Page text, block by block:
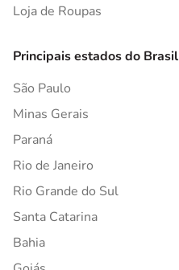
Loja de Roupas
Principais estados do Brasil
São Paulo
Minas Gerais
Paraná
Rio de Janeiro
Rio Grande do Sul
Santa Catarina
Bahia